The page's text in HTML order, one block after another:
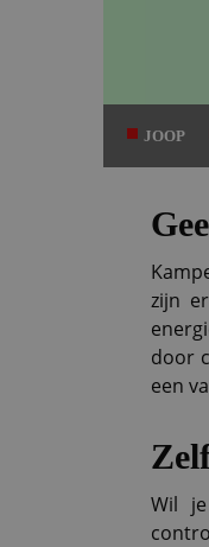
JOOP
zijn
door
een
Wil